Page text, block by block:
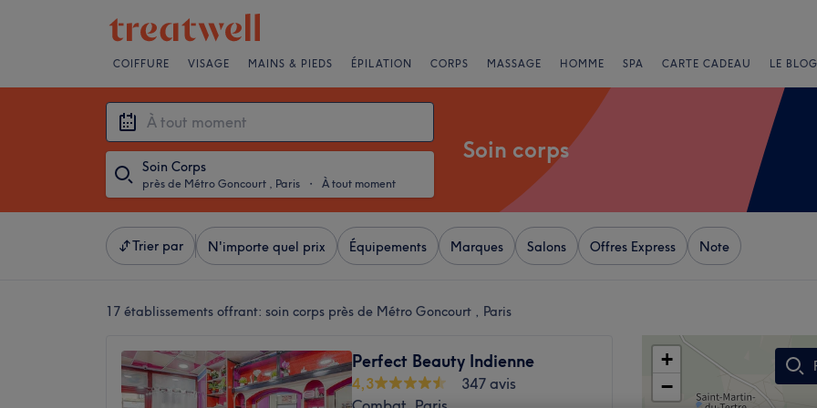
COIFFURE VISAGE MAINS & PIEDS ÉPILATION CORPS MASSAGE HOMME SPA CARTE CADEAU LE
Soin Corps
près de Métro Goncourt , Paris ・ À tout moment
Soin corps
Trier par N'importe quel prix Équipements Marques Salons Offres Express Note
17 établissements offrant: soin corps près de Métro Goncourt , Paris
Perfect Beauty Indienne
4,3
347 avis
+
−